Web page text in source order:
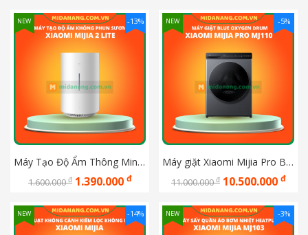
Máy Tạo Độ Ẩm Thông Minh Không Phun Sương Xiaomi Mijia 2 Lite
1.600.000đ 1.390.000 đ
-13%
NEW
Máy giặt Xiaomi Mijia Pro Blue Oxygen Drum 10kg MJ110
11.000.000đ 10.500.000 đ
-5%
NEW
-14%
NEW -3%
NEW